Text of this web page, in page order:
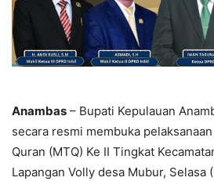
Anambas – Bupati Kepulauan
secara resmi membuka
Quran (MTQ) Ke II Tingkat
Lapangan Volly desa Mubur, Selasa